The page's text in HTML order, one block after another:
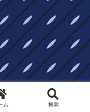
ム 検索